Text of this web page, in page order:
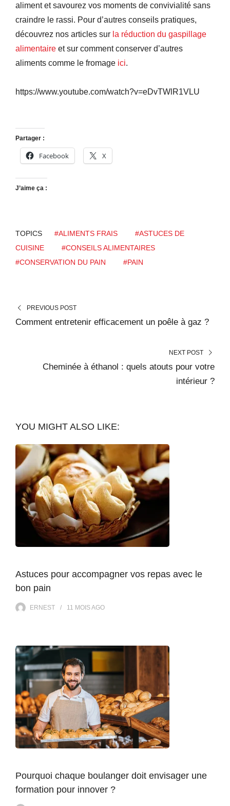
aliment et savourez vos moments de convivialité sans
craindre le rassi. Pour d’autres conseils pratiques,
découvrez nos articles sur la réduction du gaspillage
alimentaire et sur comment conserver d’autres
aliments comme le fromage ici.
https://www.youtube.com/watch?v=eDvTWlR1VLU
Partager :
Facebook X
J’aime ça :
TOPICS #ALIMENTS FRAIS
#ASTUCES DE
CUISINE
#CONSEILS ALIMENTAIRES
#CONSERVATION DU PAIN
#PAIN
PREVIOUS POST
Comment entretenir efficacement un poêle à gaz ?
NEXT POST
Cheminée à éthanol : quels atouts pour votre
intérieur ?
YOU MIGHT ALSO LIKE:
Astuces pour accompagner vos repas avec le
bon pain
ERNEST 11 MOISAGO
Pourquoi chaque boulanger doit envisager une
formation pour innover ?